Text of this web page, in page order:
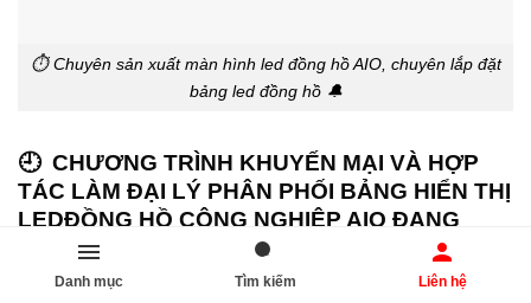
⏱️ Chuyên sản xuất màn hình led đồng hồ AIO, chuyên lắp đặt
bảng led đồng hồ 🔔
🕘 CHƯƠNG TRÌNH KHUYẾN MẠI VÀ HỢP
TÁC LÀM ĐẠI LÝ PHÂN PHỐI BẢNG HIỂN THỊ
LEDĐỒNG HỒ CÔNG NGHIỆP AIO ĐANG
CHỜ ĐÓN BẠN! ⌚️
1️⃣🌟 Chương Trình Khuyến Mại Đồng Hồ Điện Tử LED
Danh mục Tìm kiếm Liên hệ